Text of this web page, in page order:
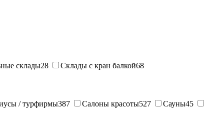
склады28 Склады с кран балкой68
/ турфирмы387 Салоны красоты527 Сауны45